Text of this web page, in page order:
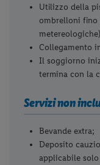
Utilizzo della
ombrelloni fino
Collegamento
Il soggiorno
termina con la
Servizi non
Bevande extra;
Deposito
applicabile